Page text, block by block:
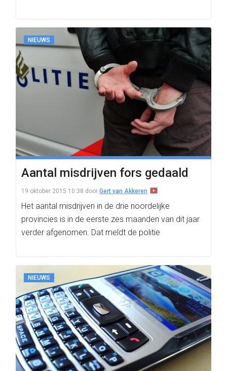
NIEUWS
Aantal misdrijven fors gedaald
19 oktober 2015 10:38 door Gert van Akkeren
Het aantal misdrijven in de drie noordelijke
provincies is in de eerste zes maanden van dit jaar
verder afgenomen. Dat meldt de politie
NIEUWS